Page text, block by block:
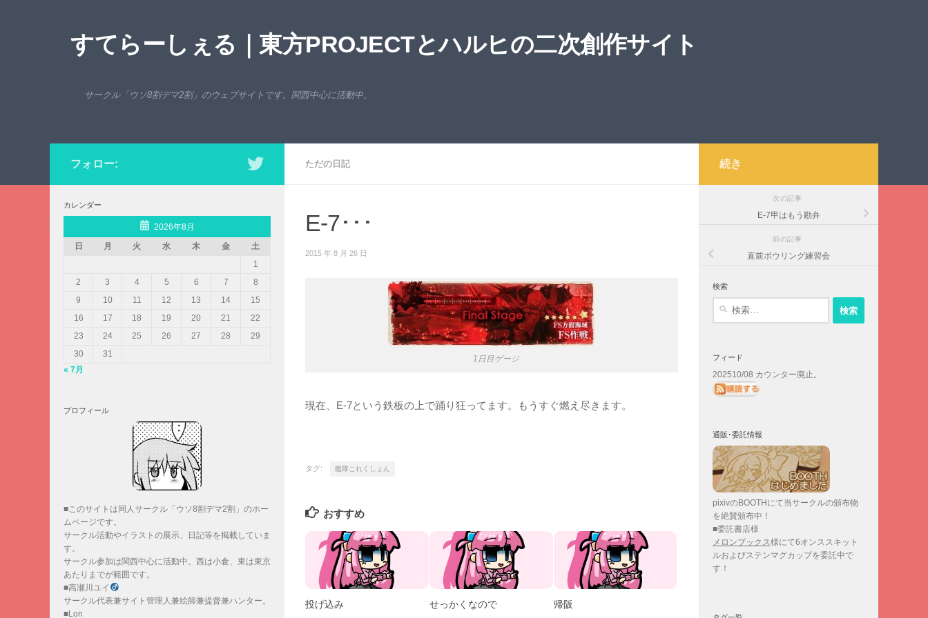
すてらーしぇる｜東方PROJECTとハルヒの二次創作サイト
サークル「ウソ8割デマ2割」のウェブサイトです。関西中心に活動中。
ただの日記
E-7･･･
2015 年 8 月 26 日
1日目ゲージ
現在、E-7という鉄板の上で踊り狂ってます。もうすぐ燃え尽きます。
タグ: 艦隊これくしょん
おすすめ
投げ込み せっかくなので 帰阪
フォロー:
カレンダー
2026年8月
日
月 火 水 木 金
土
1
2
3 4 5 6 7
8
9
10 11 12 13 14
15
16
17 18 19 20 21
22
23
24 25 26 27 28
29
30
31
« 7月
プロフィール
■このサイトは同人サークル「ウソ8割デマ2割」のホー
ムページです。
サークル活動やイラストの展示、日記等を掲載していま
す。
サークル参加は関西中心に活動中。西は小倉、東は東京
あたりまでが範囲です。
■高瀬川ユイ
サークル代表兼サイト管理人兼絵師兼提督兼ハンター。
■Lon
続き
次の記事
E-7甲はもう勘弁
前の記事
直前ボウリング練習会
検索
フィード
202510/08 カウンター廃止。
通販･委託情報
pixivのBOOTHにて当サークルの頒布物
を絶賛頒布中！
■委託書店様
メロンブックス様にて6オンススキット
ルおよびステンマグカップを委託中で
す！